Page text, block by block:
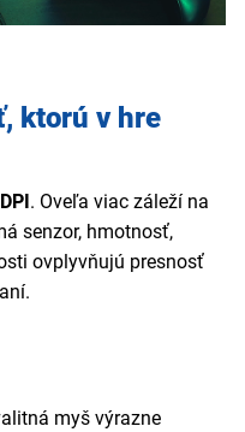
ktorú v hre
. Oveľa viac záleží na
senzor, hmotnosť,
ovplyvňujú presnosť
myš výrazne